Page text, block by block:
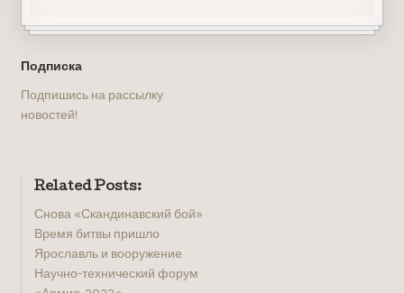
Подписка
Подпишись на рассылку
новостей!
Related Posts:
Снова «Скандинавский бой»
Время битвы пришло
Ярославль и вооружение
Научно-технический форум